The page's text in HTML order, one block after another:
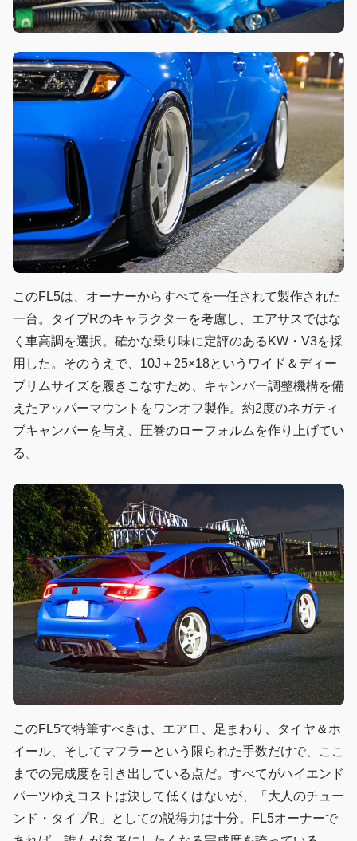
このFL5は、オーナーからすべてを一任されて製作された
一台。タイプRのキャラクターを考慮し、エアサスではな
く車高調を選択。確かな乗り味に定評のあるKW・V3を採
用した。そのうえで、10J＋25×18というワイド＆ディー
プリムサイズを履きこなすため、キャンバー調整機構を備
えたアッパーマウントをワンオフ製作。約2度のネガティ
ブキャンバーを与え、圧巻のローフォルムを作り上げてい
る。
このFL5で特筆すべきは、エアロ、足まわり、タイヤ＆ホ
イール、そしてマフラーという限られた手数だけで、ここ
までの完成度を引き出している点だ。すべてがハイエンド
パーツゆえコストは決して低くはないが、「大人のチュー
ンド・タイプR」としての説得力は十分。FL5オーナーで